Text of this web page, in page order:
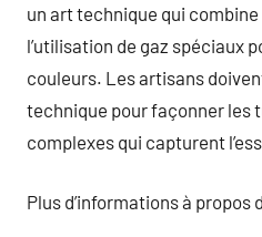
un art technique qui
l’utilisation de gaz spéciaux
couleurs. Les artisans
technique pour façonner les
complexes qui capturent
Plus d’informations à propos